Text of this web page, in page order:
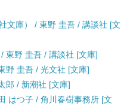
文庫） / 東野 圭吾 / 講談社 [文
東野 圭吾 / 講談社 [文庫]
野 圭吾 / 光文社 [文庫]
郎 / 新潮社 [文庫]
はつ子 / 角川春樹事務所 [文